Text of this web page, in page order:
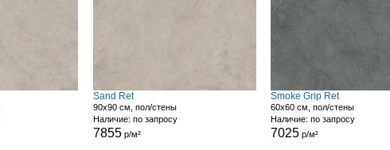
Sand Ret
90x90 см, пол/стены
Наличие: по запросу
7855р/м²
Smoke Grip Ret
60x60 см, пол/стены
Наличие: по запросу
7025 р/м²